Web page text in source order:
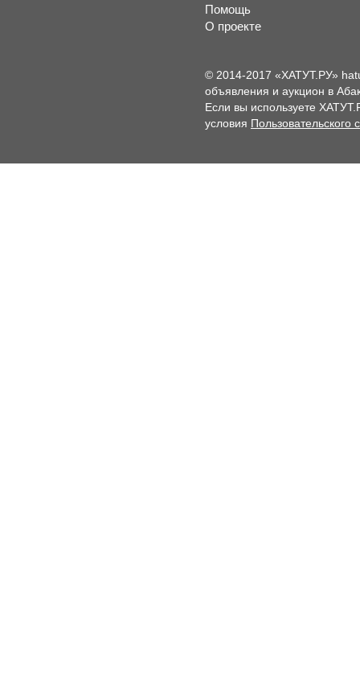
Помощь
О проекте
© 2014-2017 «ХАТУТ.РУ»
объявления и аукцион в
Если вы используете
условия Пользовательского